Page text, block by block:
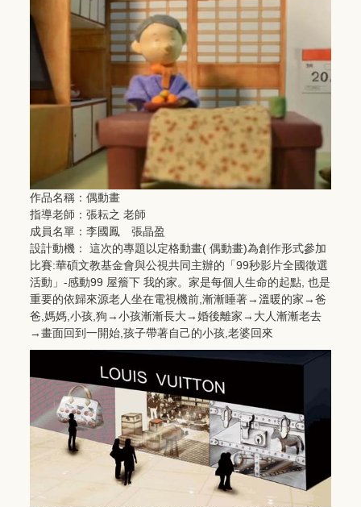
作品名稱：偶動畫
指導老師：張耘之 老師
成員名單：李國鳳 張晶盈
設計動機： 這次的專題以定格動畫( 偶動畫)為創作形式參加
比賽:華碩文教基金會與公視共同主辦的「99秒影片全國徵選
活動」-感動99 屋簷下 我的家。家是每個人生命的起點, 也是
重要的依歸來源老人坐在電視機前,漸漸睡著→溫暖的家→爸
爸,媽媽,小孩,狗→小孩漸漸長大→婚後離家→大人漸漸老去
→畫面回到一開始,孩子帶著自己的小孩,老婆回來